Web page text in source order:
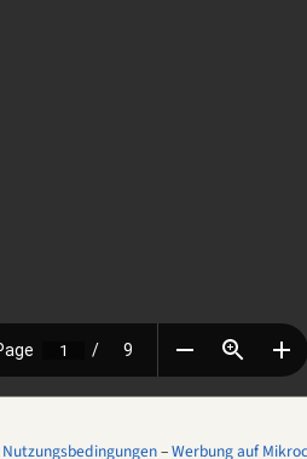
Nutzungsbedingungen–Werbung auf